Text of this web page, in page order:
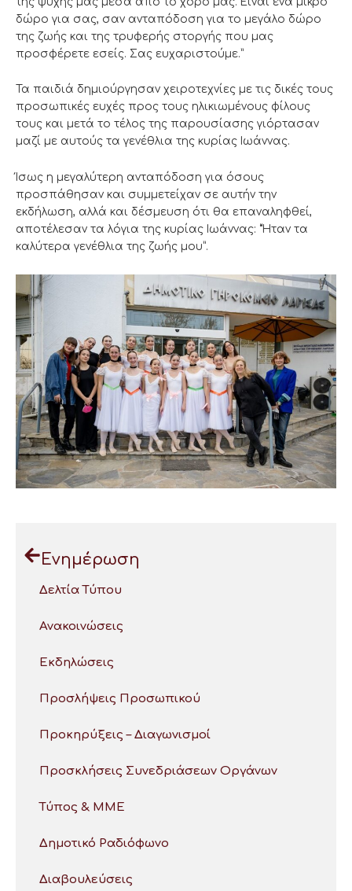
δώρο για σας, σαν ανταπόδοση για το μεγάλο δώρο
της ζωής και της τρυφερής στοργής που μας
προσφέρετε εσείς. Σας ευχαριστούμε.”
Τα παιδιά δημιούργησαν χειροτεχνίες με τις δικές τους
προσωπικές ευχές προς τους ηλικιωμένους φίλους
τους και μετά το τέλος της παρουσίασης γιόρτασαν
μαζί με αυτούς τα γενέθλια της κυρίας Ιωάννας.
Ίσως η μεγαλύτερη ανταπόδοση για όσους
προσπάθησαν και συμμετείχαν σε αυτήν την
εκδήλωση, αλλά και δέσμευση ότι θα επαναληφθεί,
αποτέλεσαν τα λόγια της κυρίας Ιωάννας: “Ήταν τα
καλύτερα γενέθλια της ζωής μου”.
Ενημέρωση
Δελτία Τύπου
Ανακοινώσεις
Εκδηλώσεις
Προσλήψεις Προσωπικού
Προκηρύξεις – Διαγωνισμοί
Προσκλήσεις Συνεδριάσεων Οργάνων
Τύπος & ΜΜΕ
Δημοτικό Ραδιόφωνο
Διαβουλεύσεις